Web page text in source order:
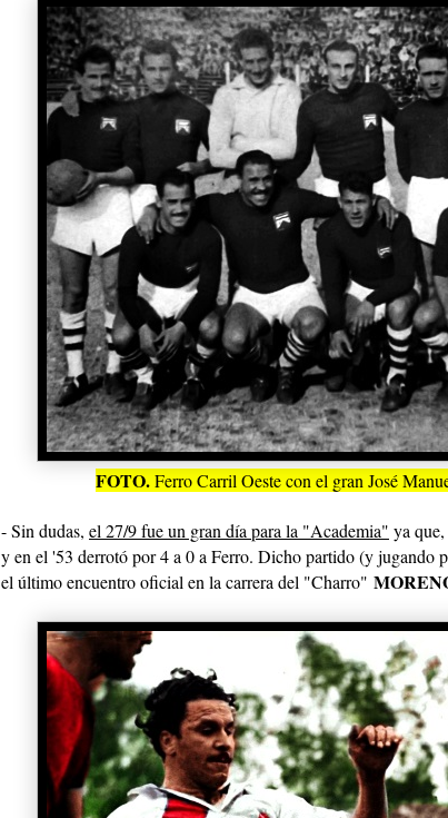
FOTO.Ferro Carril Oeste con el gran José
- Sin dudas, el 27/9 fue un gran día para la "Academia" ya
y en el '53 derrotó por 4 a 0 a Ferro. Dicho partido (y jugando
el último encuentro oficial en la carrera del "Charro"